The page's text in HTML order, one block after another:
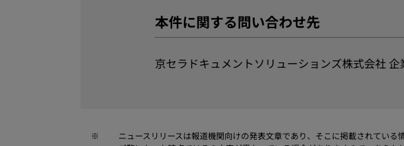
本件に関する問い合わせ先
京セラドキュメントソリューションズ株式会社 企
※
ニュースリリースは報道機関向けの発表文章であり、そこに掲載されている